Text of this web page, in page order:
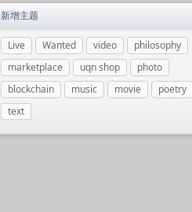
新增主题
Live Wanted video
philosophy
marketplace
uqn shop
photo
blockchain
music movie
poetry
text